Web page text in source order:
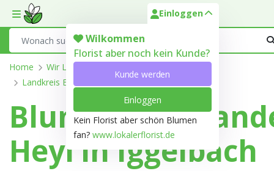
Toggle mobile menu
Einloggen
Wilkommen
Florist aber noch kein Kunde?
Kunde werden
Einloggen
Kein Florist aber schön Blumen
fan? www.lokalerflorist.de
Home Wir Liefern
Landkreis Bad Dürkheim
Heyl in Iggelbach